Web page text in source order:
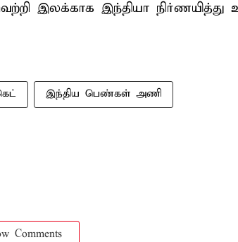
இலக்காக இந்தியா நிர்ணயித்து
இந்திய பெண்கள் அணி
Comments